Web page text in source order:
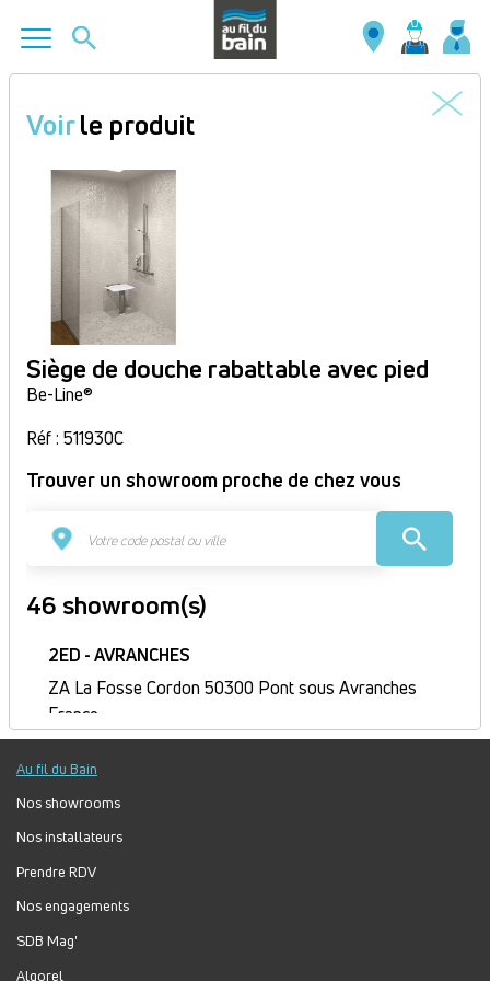
contenu
principal
Voirle produit
Siège de douche rabattable avec pied
Be-Line®
Réf : 511930C
Trouver un showroom proche de chez vous
46 showroom(s)
2ED - AVRANCHES
ZA La Fosse Cordon 50300 Pont sous Avranches
France
Itinéraire
Fermé
Jour
Plage
horaire
Lundi :
Mardi :
Jeudi :
Vendredi : 8h-12h, 14h-17h
Samedi :
Au fil du Bain
Nos showrooms
Nos installateurs
Prendre RDV
Nos engagements
SDB Mag'
Algorel